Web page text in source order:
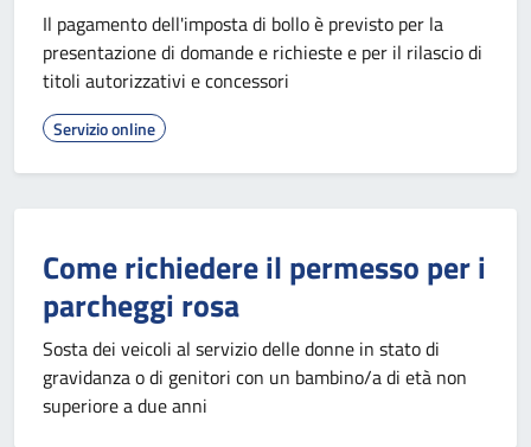
Il pagamento dell'imposta di bollo è previsto per la
presentazione di domande e richieste e per il rilascio di
titoli autorizzativi e concessori
Servizio online
Come richiedere il permesso per i
parcheggi rosa
Sosta dei veicoli al servizio delle donne in stato di
gravidanza o di genitori con un bambino/a di età non
superiore a due anni